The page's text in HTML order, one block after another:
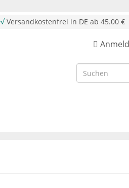
√Versandkostenfrei in DE ab 45.00 €